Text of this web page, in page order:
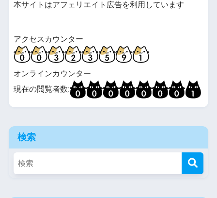
本サイトはアフェリエイト広告を利用しています
アクセスカウンター
オンラインカウンター
現在の閲覧者数:
検索